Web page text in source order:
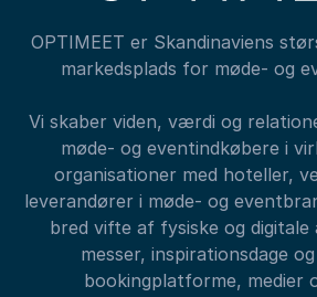
OPTIMEET er Skandinaviens
markedsplads for møde- og
Vi skaber viden, værdi og
møde- og eventindkøbere i
organisationer med hoteller,
leverandører i møde- og
bred vifte af fysiske og
messer, inspirationsdage
bookingplatforme, medier